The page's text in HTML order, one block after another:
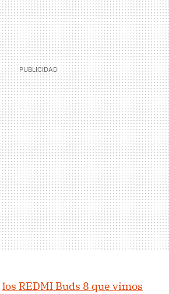
los REDMI Buds 8 que vimos